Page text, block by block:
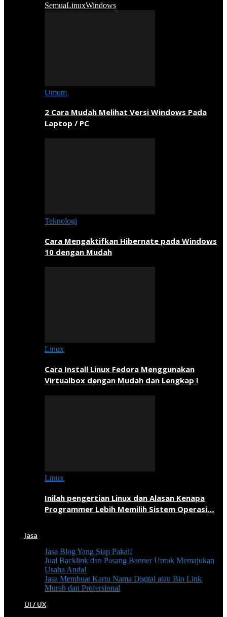
SemuaLinuxWindows
Umum
2 Cara Mudah Melihat Versi Windows Pada
Laptop / PC
Teknologi
Cara Mengaktifkan Hibernate pada Windows
10 dengan Mudah
Linux
Cara Install Linux Fedora Menggunakan
Virtualbox dengan Mudah dan Lengkap !
Linux
Inilah pengertian Linux dan Alasan Kenapa
Programmer Lebih Memilih Sistem Operasi…
Jasa
Jasa Blog Yang Siap Pakai!
Jual Backlink dan Pasang Banner Untuk Memajukan
Usaha Anda!
Jasa Membuat Kartu Nama Digital atau Bio Link
Murah dan Profersional
UI / UX